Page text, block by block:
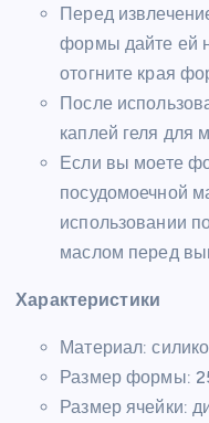
Перед
формы дайте ей
отогните края
После
каплей геля для
Если вы моете
посудомоечной
использовании
маслом перед
Характеристики
Материал:
Размер формы:
Размер ячейки: